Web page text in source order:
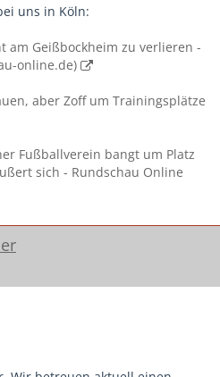
uns in Köln:
am Geißbockheim zu verlieren -
online.de)
aber Zoff um Trainingsplätze
Fußballverein bangt um Platz
sich - Rundschau Online